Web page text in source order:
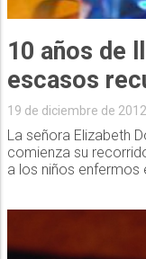
10 años de
escasos
19 de diciembre de 2012
La señora Elizabeth
comienza su
a los niños enfermos